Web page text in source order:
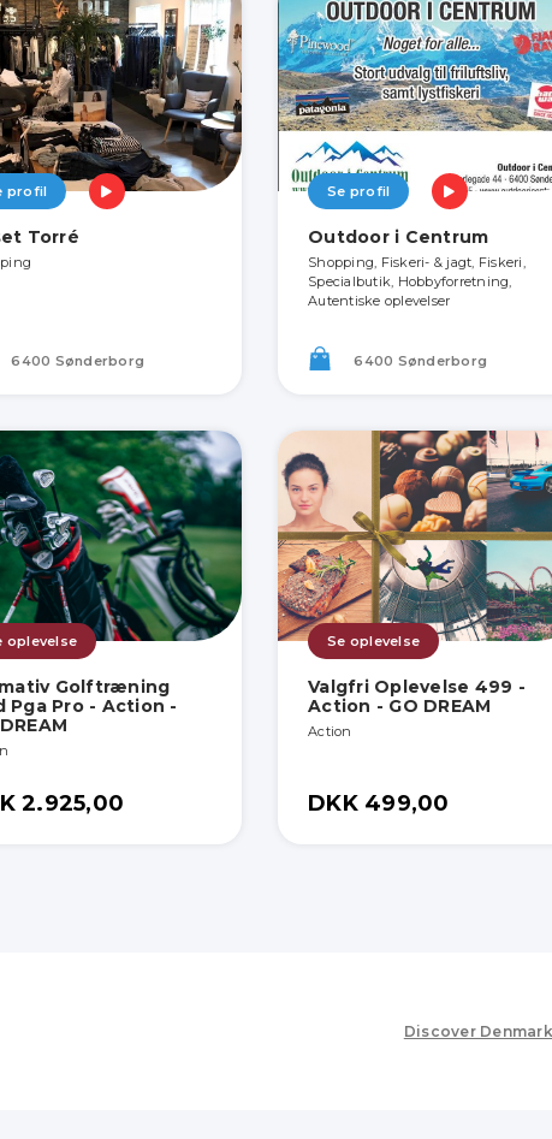
profil
Torré
6400 Sønderborg
Se profil
Outdoor i Centrum
Shopping, Fiskeri- & jagt, Fiskeri,
Specialbutik, Hobbyforretning,
Autentiske oplevelser
6400 Sønderborg
oplevelse
Golftræning
Pga Pro - Action -
2.925,00
Se oplevelse
Valgfri Oplevelse 499 -
Action - GO DREAM
Action
DKK 499,00
Discover Denmark